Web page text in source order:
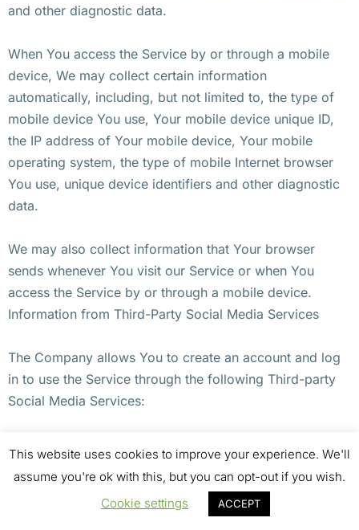
and other diagnostic data.
When You access the Service by or through a mobile
device, We may collect certain information
automatically, including, but not limited to, the type of
mobile device You use, Your mobile device unique ID,
the IP address of Your mobile device, Your mobile
operating system, the type of mobile Internet browser
You use, unique device identifiers and other diagnostic
data.
We may also collect information that Your browser
sends whenever You visit our Service or when You
access the Service by or through a mobile device.
Information from Third-Party Social Media Services
The Company allows You to create an account and log
in to use the Service through the following Third-party
Social Media Services:
Twitter
This website uses cookies to improve your experience. We'll
assume you're ok with this, but you can opt-out if you wish.
Cookie settings
ACCEPT